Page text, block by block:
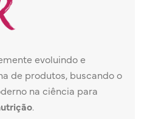
evoluindo e
de produtos, buscando o
na ciência para
.